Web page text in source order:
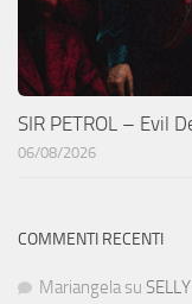
SIR PETROL – Evil
06/08/2026
COMMENTI RECENTI
Mariangela su